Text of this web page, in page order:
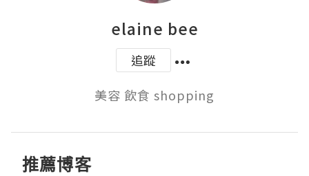
elaine bee
追蹤
美容 飲食 shopping
推薦博客